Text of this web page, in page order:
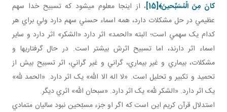
كانَ مِنَ الْمُسَبِّحينَ﴾[15]
، از اينجا معلوم مي شود که تسبيح خدا سهم
عظيمي در حل مشکلات دارد، همه اسماء حسني سهم دارد ولي براي هر
کدام يک سهمي است؛ البته «الحمد» اثر دارد «الشکر» اثر دارد و ساير
اسماء اثر دارند، اما تسبيح اثرش بيشتر است. در حال گرفتاري ها و
مشکلات، بيماري و غير بيماري، گراني و غير گراني، اثر تسبيح بيش از
تحميد و تکبير و تحليل است. «لا اله الا الله» يک اثر دارد. «الحمد لله»
يک اثر دارد. «الشکر لله» يک اثر دارد. «سبحان الله» اثري ديگر.
استدلال قرآن کريم اين است که اگر او جزء مسبّحين نبود ساليان متمادي